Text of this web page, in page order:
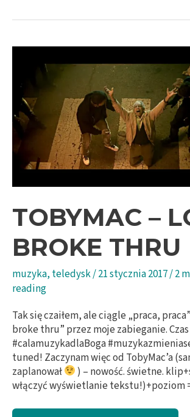
/
Talk
Light
TOBYMAC –
BROKE THRU
muzyka, teledysk/21 stycznia 2017/2
reading
Tak się czaiłem, ale ciągle „praca,
broke thru” przez moje zabieganie.
#calamuzykadlaBoga
tuned! Zaczynam więc od TobyMac’a
zaplanował
) – nowość. świetne.
włączyć wyświetlanie tekstu!)+poziom